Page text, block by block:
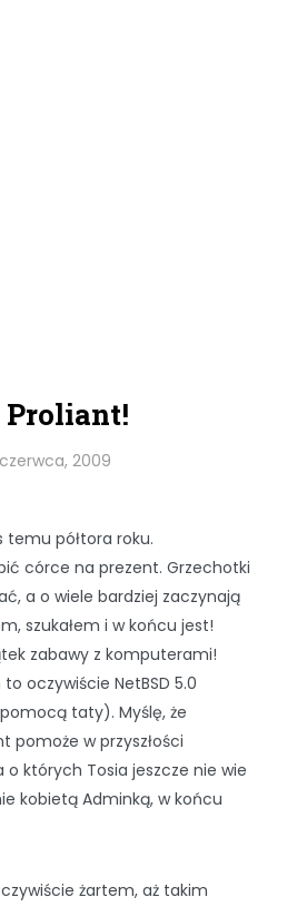
2009
temu półtora roku.
córce na prezent. Grzechotki
a o wiele bardziej zaczynają
szukałem i w końcu jest!
zabawy z komputerami!
oczywiście NetBSD 5.0
taty). Myślę, że
pomoże w przyszłości
których Tosia jeszcze nie wie
kobietą Adminką, w końcu
żartem, aż takim